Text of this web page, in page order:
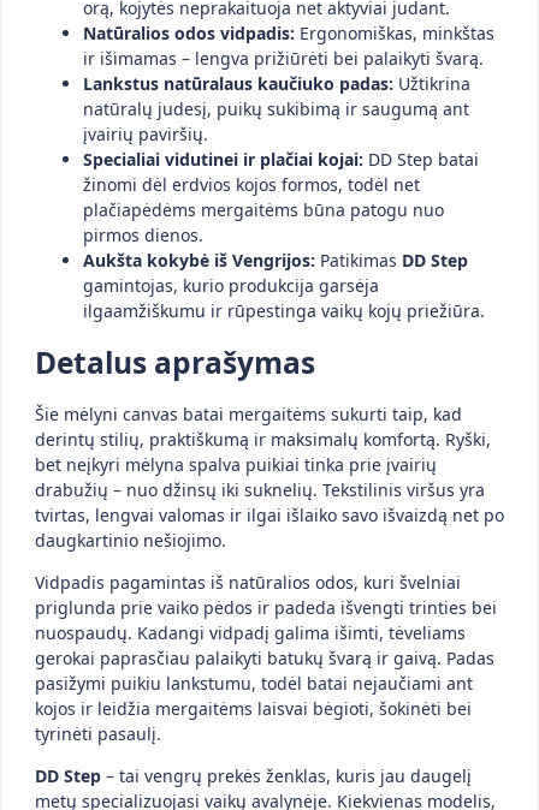
orą, kojytės neprakaituoja net aktyviai judant.
Natūralios odos vidpadis: Ergonomiškas, minkštas
ir išimamas – lengva prižiūrėti bei palaikyti švarą.
Lankstus natūralaus kaučiuko padas: Užtikrina
natūralų judesį, puikų sukibimą ir saugumą ant
įvairių paviršių.
Specialiai vidutinei ir plačiai kojai: DD Step batai
žinomi dėl erdvios kojos formos, todėl net
plačiapėdėms mergaitėms būna patogu nuo
pirmos dienos.
Aukšta kokybė iš Vengrijos: Patikimas DD Step
gamintojas, kurio produkcija garsėja
ilgaamžiškumu ir rūpestinga vaikų kojų priežiūra.
Detalus aprašymas
Šie mėlyni canvas batai mergaitėms sukurti taip, kad
derintų stilių, praktiškumą ir maksimalų komfortą. Ryški,
bet neįkyri mėlyna spalva puikiai tinka prie įvairių
drabužių – nuo džinsų iki suknelių. Tekstilinis viršus yra
tvirtas, lengvai valomas ir ilgai išlaiko savo išvaizdą net po
daugkartinio nešiojimo.
Vidpadis pagamintas iš natūralios odos, kuri švelniai
priglunda prie vaiko pėdos ir padeda išvengti trinties bei
nuospaudų. Kadangi vidpadį galima išimti, tėveliams
gerokai paprasčiau palaikyti batukų švarą ir gaivą. Padas
pasižymi puikiu lankstumu, todėl batai nejaučiami ant
kojos ir leidžia mergaitėms laisvai bėgioti, šokinėti bei
tyrinėti pasaulį.
DD Step – tai vengrų prekės ženklas, kuris jau daugelį
metų specializuojasi vaikų avalynėje. Kiekvienas modelis,